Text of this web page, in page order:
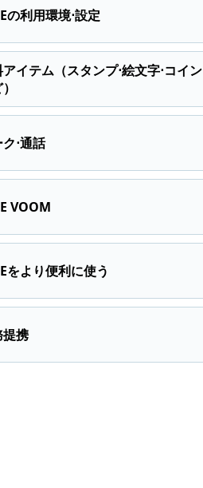
の利用環境⋅設定
イテム（スタンプ⋅絵文字⋅コイン
ク⋅通話
VOOM
をより便利に使う
携